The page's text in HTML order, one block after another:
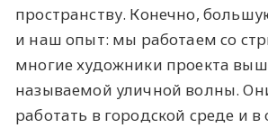
пространству. Конечно,
и наш опыт: мы работаем со
многие художники проекта
называемой уличной волны.
работать в городской среде и